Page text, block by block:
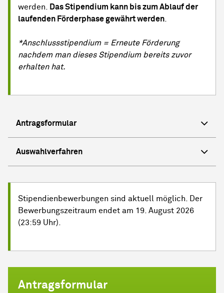
werden. Das Stipendium kann bis zum Ablauf der
laufenden Förderphase gewährt werden.
*Anschlussstipendium = Erneute Förderung
nachdem man dieses Stipendium bereits zuvor
erhalten hat.
Antragsformular
Auswahlverfahren
Stipendienbewerbungen sind aktuell möglich. Der
Bewerbungszeitraum endet am 19. August 2026
(23:59 Uhr).
Antragsformular